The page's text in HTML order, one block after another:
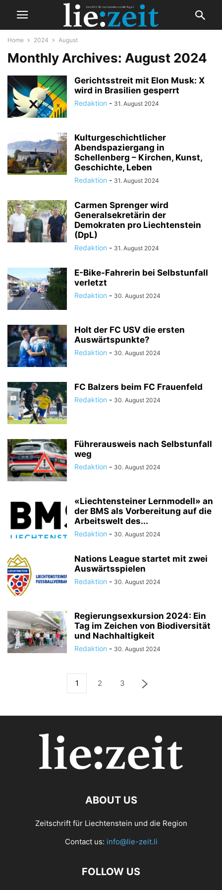
Home 2024 August
Monthly Archives: August 2024
Gerichtsstreit mit Elon Musk: X
wird in Brasilien gesperrt
Redaktion - 31. August 2024
Kulturgeschichtlicher
Abendspaziergang in
Schellenberg – Kirchen, Kunst,
Geschichte, Leben
Redaktion - 31. August 2024
Carmen Sprenger wird
Generalsekretärin der
Demokraten pro Liechtenstein
(DpL)
Redaktion - 31. August 2024
E-Bike-Fahrerin bei Selbstunfall
verletzt
Redaktion - 30. August 2024
Holt der FC USV die ersten
Auswärtspunkte?
Redaktion - 30. August 2024
FC Balzers beim FC Frauenfeld
Redaktion - 30. August 2024
Führerausweis nach Selbstunfall
weg
Redaktion - 30. August 2024
«Liechtensteiner Lernmodell» an
der BMS als Vorbereitung auf die
Arbeitswelt des...
Redaktion - 30. August 2024
Nations League startet mit zwei
Auswärtsspielen
Redaktion - 30. August 2024
Regierungsexkursion 2024: Ein
Tag im Zeichen von Biodiversität
und Nachhaltigkeit
Redaktion - 30. August 2024
1 2 3
ABOUT US
Zeitschrift für Liechtenstein und die Region
Contact us: info@lie-zeit.li
FOLLOW US